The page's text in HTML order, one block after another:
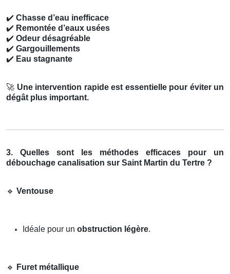
✔️ Chasse d’eau inefficace
✔️ Remontée d’eaux usées
✔️ Odeur désagréable
✔️ Gargouillements
✔️ Eau stagnante
🚀 Une intervention rapide est essentielle pour éviter un
dégât plus important.
3. Quelles sont les méthodes efficaces pour un
débouchage canalisation sur Saint Martin du Tertre ?
🔹 Ventouse
Idéale pour un obstruction légère.
🔹 Furet métallique